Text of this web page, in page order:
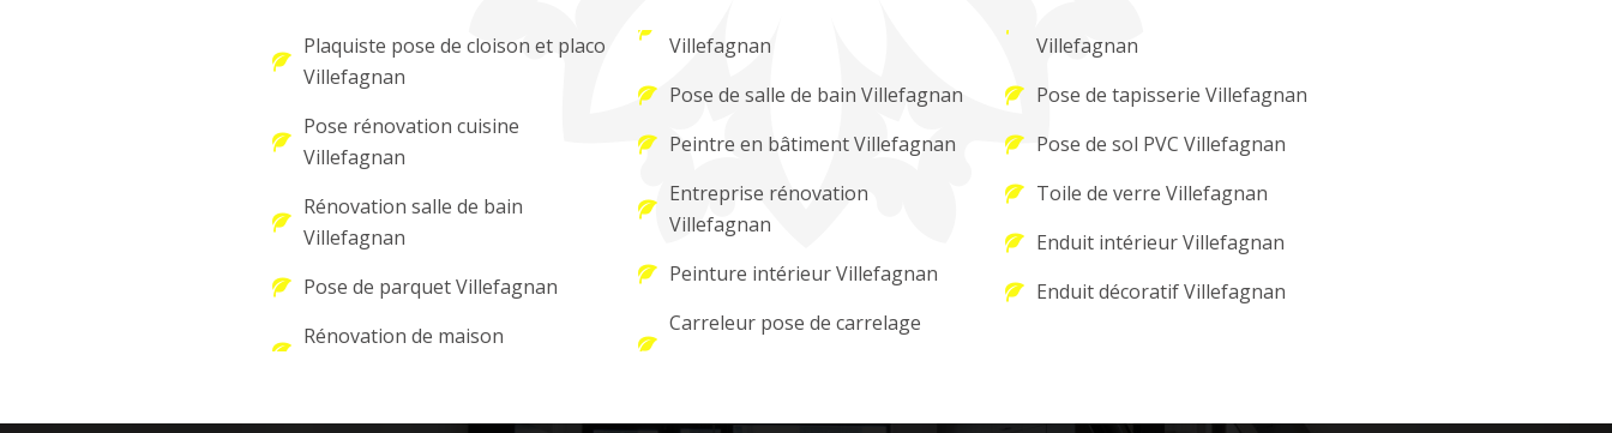
Plaquiste pose de cloison et placo
Villefagnan
Pose rénovation cuisine
Villefagnan
Rénovation salle de bain
Villefagnan
Pose de parquet Villefagnan
Rénovation de maison
Villefagnan
Pose de salle de bain Villefagnan
Peintre en bâtiment Villefagnan
Entreprise rénovation
Villefagnan
Peinture intérieur Villefagnan
Carreleur pose de carrelage
Villefagnan
Pose de tapisserie Villefagnan
Pose de sol PVC Villefagnan
Toile de verre Villefagnan
Enduit intérieur Villefagnan
Enduit décoratif Villefagnan